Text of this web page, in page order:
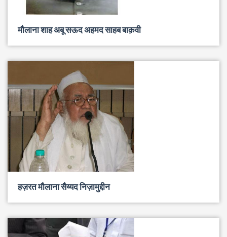
मौलाना शाह अबू सऊद अहमद साहब बाक़वी
हज़रत मौलाना सैय्यद निज़ामुद्दीन